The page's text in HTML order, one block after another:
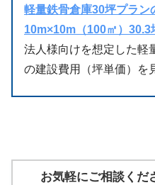
軽量鉄骨倉庫30坪プラン
10m×10m（100㎡）30.3
法人様向けを想定した軽
の建設費用（坪単価）を
お気軽にご相談くだ